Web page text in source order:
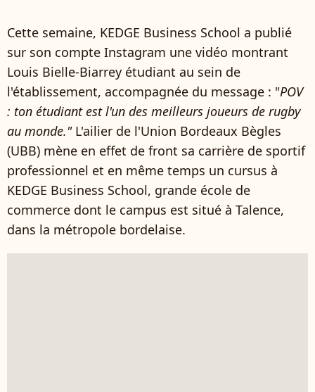
Cette semaine, KEDGE Business School a publié
sur son compte Instagram une vidéo montrant
Louis Bielle-Biarrey étudiant au sein de
l'établissement, accompagnée du message : "POV
: ton étudiant est l'un des meilleurs joueurs de rugby
au monde."L'ailier de l'Union Bordeaux Bègles
(UBB) mène en effet de front sa carrière de sportif
professionnel et en même temps un cursus à
KEDGE Business School, grande école de
commerce dont le campus est situé à Talence,
dans la métropole bordelaise.